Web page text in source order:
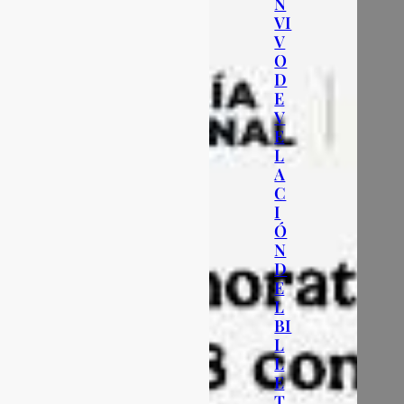
VI
V
O
D
E
V
E
L
A
C
I
Ó
N
D
E
L
BI
L
L
E